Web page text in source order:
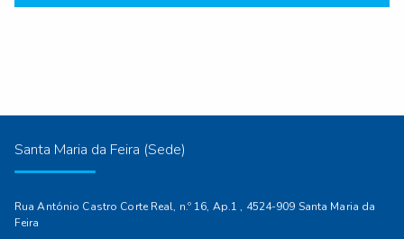
Santa Maria da Feira (Sede)
Rua António Castro Corte Real, n.º 16, Ap.1 , 4524-909 Santa Maria da
Feira